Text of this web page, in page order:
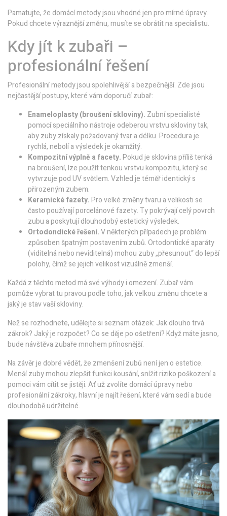
Pamatujte, že domácí metody jsou vhodné jen pro mírné úpravy.
Pokud chcete výraznější změnu, musíte se obrátit na specialistu.
Kdy jít k zubaři –
profesionální řešení
Profesionální metody jsou spolehlivější a bezpečnější. Zde jsou
nejčastější postupy, které vám doporučí zubař:
Enameloplasty (broušení skloviny). Zubní specialisté
pomocí speciálního nástroje odeberou vrstvu skloviny tak,
aby zuby získaly požadovaný tvar a délku. Procedura je
rychlá, nebolí a výsledek je okamžitý.
Kompozitní výplně a facety.Pokud je sklovina příliš tenká
na broušení, lze použít tenkou vrstvu kompozitu, který se
vytvrzuje pod UV světlem. Vzhled je téměř identický s
přirozeným zubem.
Keramické fazety.Pro velké změny tvaru a velikosti se
často používají porcelánové fazety. Ty pokrývají celý povrch
zubu a poskytují dlouhodobý estetický výsledek.
Ortodondické řešení.V některých případech je problém
způsoben špatným postavením zubů. Ortodontické aparáty
(viditelná nebo neviditelná) mohou zuby „přesunout“ do lepší
polohy, čímž se jejich velikost vizuálně zmenší.
Každá z těchto metod má své výhody i omezení. Zubař vám
pomůže vybrat tu pravou podle toho, jak velkou změnu chcete a
jaký je stav vaší skloviny.
Než se rozhodnete, udělejte si seznam otázek: Jak dlouho trvá
zákrok? Jaký je rozpočet? Co se děje po ošetření? Když máte jasno,
bude návštěva zubaře mnohem přínosnější.
Na závěr je dobré vědět, že zmenšení zubů není jen o estetice.
Menší zuby mohou zlepšit funkci kousání, snížit riziko poškození a
pomoci vám cítit se jistěji. Ať už zvolíte domácí úpravy nebo
profesionální zákroky, hlavní je najít řešení, které vám sedí a bude
dlouhodobě udržitelné.